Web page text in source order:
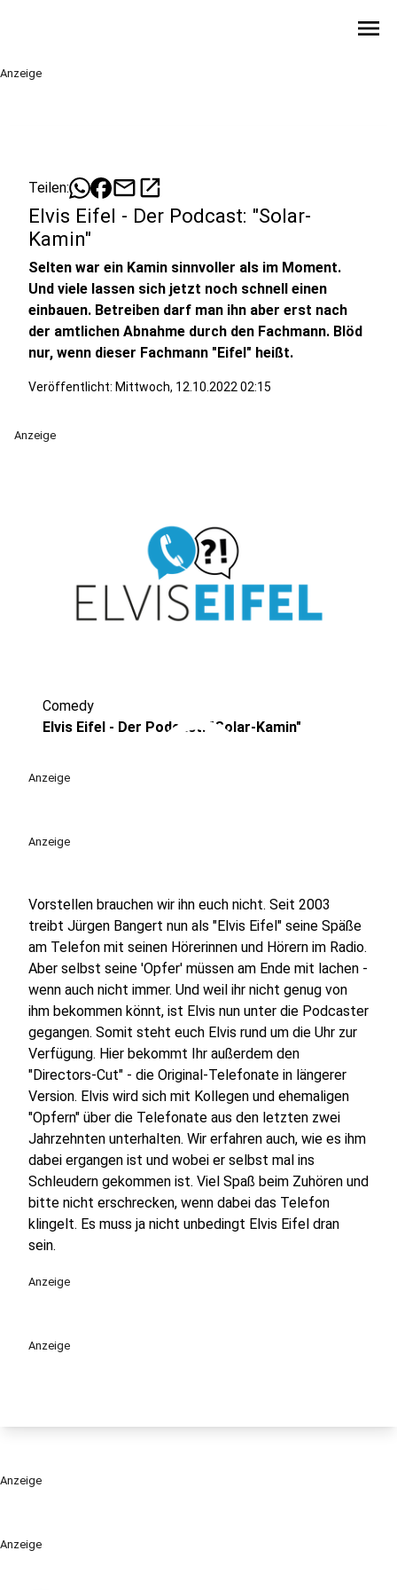
menu
Anzeige
Anzeige
Teilen: mailopen_in_new
Elvis Eifel - Der Podcast: "Solar-
Kamin"
Selten war ein Kamin sinnvoller als im Moment.
Und viele lassen sich jetzt noch schnell einen
einbauen. Betreiben darf man ihn aber erst nach
der amtlichen Abnahme durch den Fachmann. Blöd
nur, wenn dieser Fachmann "Eifel" heißt.
Veröffentlicht: Mittwoch, 12.10.2022 02:15
Anzeige
play_circle
Comedy
Elvis Eifel - Der Podcast: "Solar-Kamin"
Anzeige
Anzeige
Vorstellen brauchen wir ihn euch nicht. Seit 2003
treibt Jürgen Bangert nun als "Elvis Eifel" seine Späße
am Telefon mit seinen Hörerinnen und Hörern im Radio.
Aber selbst seine 'Opfer' müssen am Ende mit lachen -
wenn auch nicht immer. Und weil ihr nicht genug von
ihm bekommen könnt, ist Elvis nun unter die Podcaster
gegangen. Somit steht euch Elvis rund um die Uhr zur
Verfügung. Hier bekommt Ihr außerdem den
"Directors-Cut" - die Original-Telefonate in längerer
Version. Elvis wird sich mit Kollegen und ehemaligen
"Opfern" über die Telefonate aus den letzten zwei
Jahrzehnten unterhalten. Wir erfahren auch, wie es ihm
dabei ergangen ist und wobei er selbst mal ins
Schleudern gekommen ist. Viel Spaß beim Zuhören und
bitte nicht erschrecken, wenn dabei das Telefon
klingelt. Es muss ja nicht unbedingt Elvis Eifel dran
sein.
Anzeige
Anzeige
Anzeige